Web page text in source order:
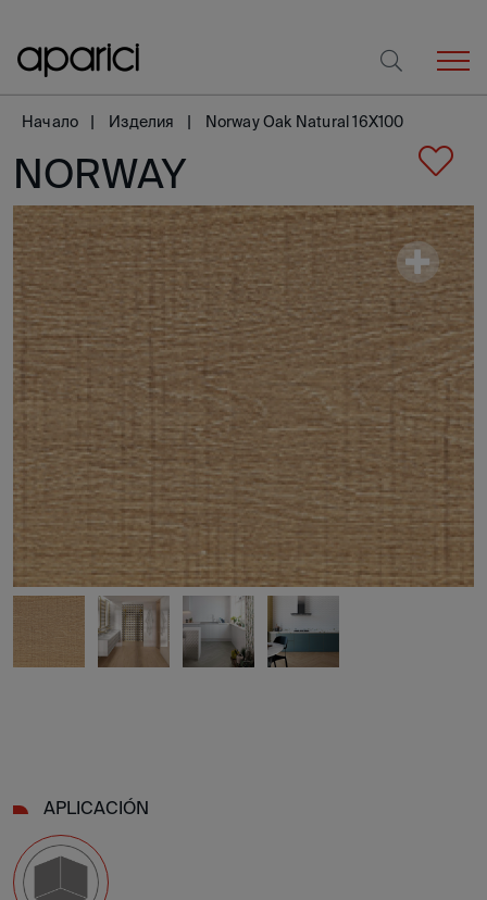
Начало Изделия Norway Oak Natural 16X100
NORWAY
APLICACIÓN